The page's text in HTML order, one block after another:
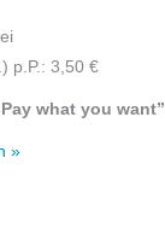
p.P.: 3,50 €
what you want”
»